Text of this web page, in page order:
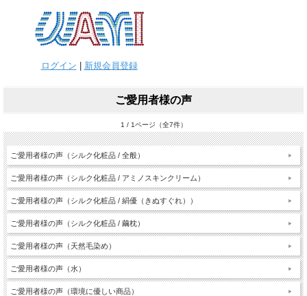
ログイン 新規会員登録
ご愛用者様の声
1 / 1ページ（全7件）
ご愛用者様の声（シルク化粧品 / 全般）
ご愛用者様の声（シルク化粧品 / アミノスキンクリーム）
ご愛用者様の声（シルク化粧品 / 絹優（きぬすぐれ））
ご愛用者様の声（シルク化粧品 / 繭枕）
ご愛用者様の声（天然毛染め）
ご愛用者様の声（水）
ご愛用者様の声（環境に優しい商品）